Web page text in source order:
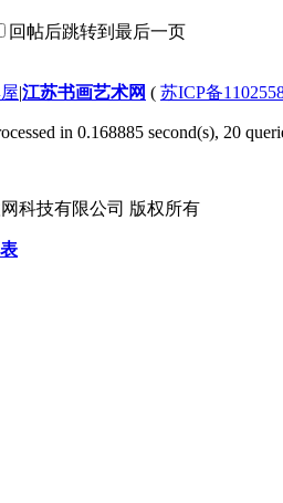
回帖后跳转到最后一页
|江苏书画艺术网 ( 苏ICP备
in 0.168885 second(s), 20
科技有限公司 版权所有